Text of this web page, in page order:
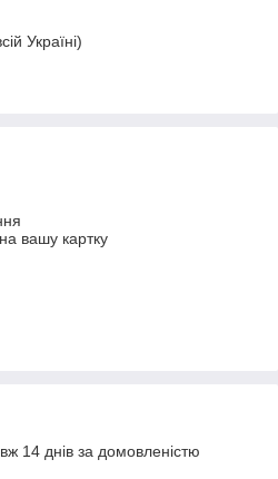
Україні)
вашу картку
14 днів за домовленістю